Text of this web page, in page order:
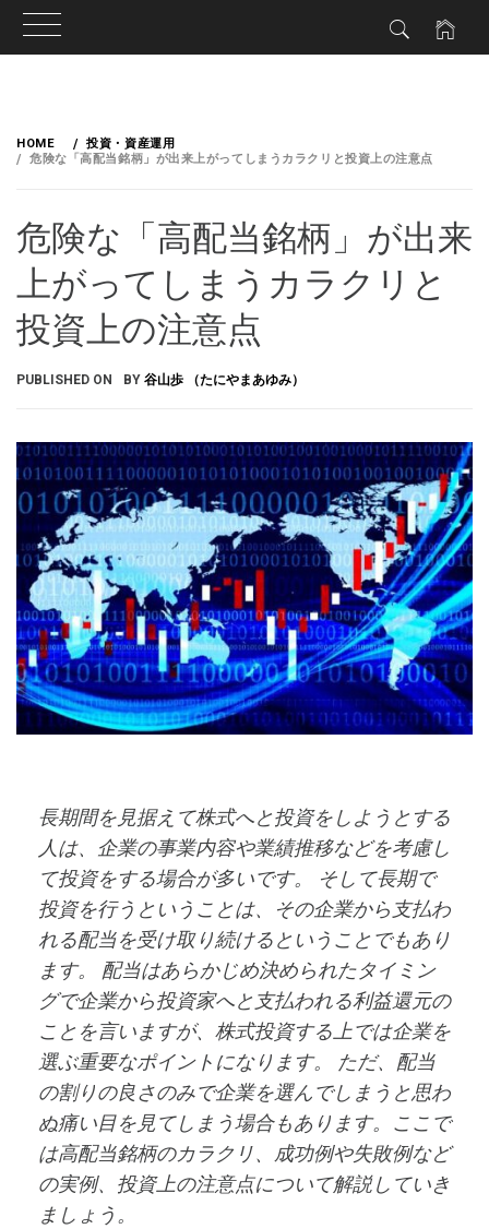
HOME
投資・資産運用
危険な「高配当銘柄」が出来上がってしまうカラクリと投資上の注意点
危険な「高配当銘柄」が出来
上がってしまうカラクリと
投資上の注意点
PUBLISHED ON BY 谷山歩 （たにやまあゆみ）
長期間を見据えて株式へと投資をしようとする
人は、企業の事業内容や業績推移などを考慮し
て投資をする場合が多いです。 そして長期で
投資を行うということは、その企業から支払わ
れる配当を受け取り続けるということでもあり
ます。 配当はあらかじめ決められたタイミン
グで企業から投資家へと支払われる利益還元の
ことを言いますが、株式投資する上では企業を
選ぶ重要なポイントになります。 ただ、配当
の割りの良さのみで企業を選んでしまうと思わ
ぬ痛い目を見てしまう場合もあります。ここで
は高配当銘柄のカラクリ、成功例や失敗例など
の実例、投資上の注意点について解説していき
ましょう。